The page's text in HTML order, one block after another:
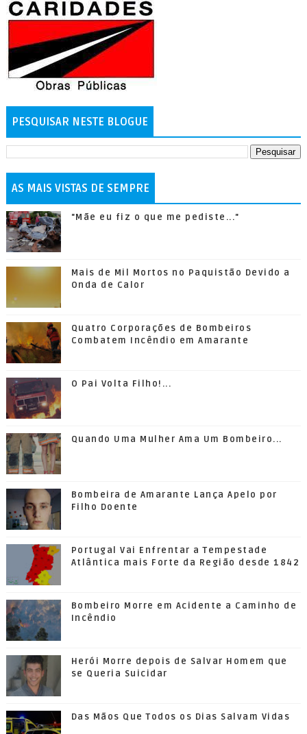
PESQUISAR NESTE BLOGUE
AS MAIS VISTAS DE SEMPRE
"Mãe eu fiz o que me pediste..."
Mais de Mil Mortos no Paquistão Devido a
Onda de Calor
Quatro Corporações de Bombeiros
Combatem Incêndio em Amarante
O Pai Volta Filho!...
Quando Uma Mulher Ama Um Bombeiro...
Bombeira de Amarante Lança Apelo por
Filho Doente
Portugal Vai Enfrentar a Tempestade
Atlântica mais Forte da Região desde 1842
Bombeiro Morre em Acidente a Caminho de
Incêndio
Herói Morre depois de Salvar Homem que
se Queria Suicidar
Das Mãos Que Todos os Dias Salvam Vidas